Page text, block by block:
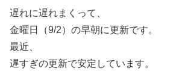
遅れに遅れまくって、
金曜日（9/2）の早朝に更新です。
最近、
遅すぎの更新で安定しています。